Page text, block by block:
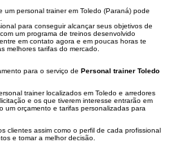
um personal trainer em Toledo (Paraná) pode
para conseguir alcançar seus objetivos de
um programa de treinos desenvolvido
em contato agora e em poucas horas te
melhores tarifas do mercado.
para o serviço de Personal trainer Toledo
trainer localizados em Toledo e arredores
e os que tiverem interesse entrarão em
um orçamento e tarifas personalizadas para
clientes assim como o perfil de cada profissional
e tomar a melhor decisão.